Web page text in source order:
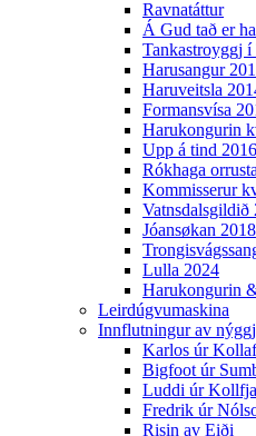
Ravnatáttur
Á Gud tað er
Tankastroyggj
Harusangur
Haruveitsla
Formansvísa
Harukongurin
Upp á tind 2016
Rókhaga
Kommisserur
Vatnsdalsgildið
Jóansøkan 2018
Lulla 2024
Harukongurin
Leirdúgvumaskina
Innflutningur av
Karlos úr
Bigfoot úr
Luddi úr
Fredrik úr
Risin av Eiði